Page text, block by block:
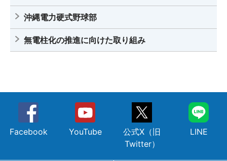
沖縄電力硬式野球部
無電柱化の推進に向けた取り組み
Facebook YouTube
公式X（旧
Twitter）
LINE